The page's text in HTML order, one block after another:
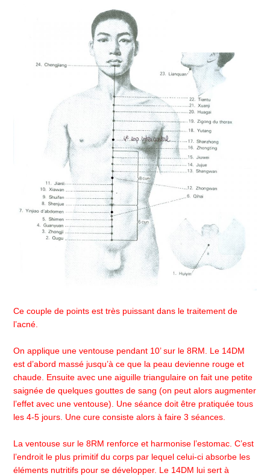
Ce couple de points est très puissant dans le traitement de
l’acné.
On applique une ventouse pendant 10’ sur le 8RM. Le 14DM
est d’abord massé jusqu’à ce que la peau devienne rouge et
chaude. Ensuite avec une aiguille triangulaire on fait une petite
saignée de quelques gouttes de sang (on peut alors augmenter
l’effet avec une ventouse). Une séance doit être pratiquée tous
les 4-5 jours. Une cure consiste alors à faire 3 séances.
La ventouse sur le 8RM renforce et harmonise l’estomac. C’est
l’endroit le plus primitif du corps par lequel celui-ci absorbe les
éléments nutritifs pour se développer. Le 14DM lui sert à